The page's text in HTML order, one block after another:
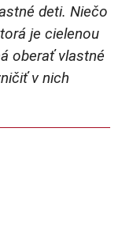
deti. Niečo
je cielenou
oberať vlastné
v nich